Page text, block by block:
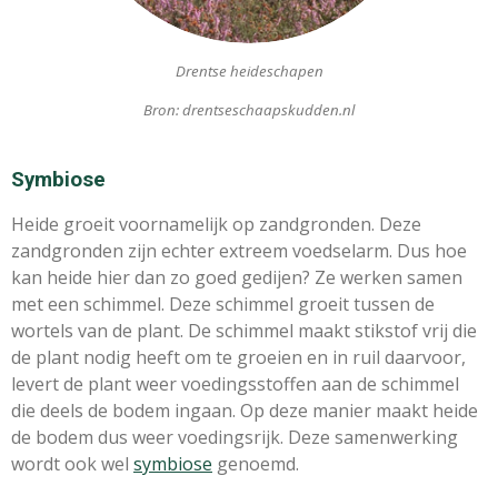
Drentse heideschapen
Bron: drentseschaapskudden.nl
Symbiose
Heide groeit voornamelijk op zandgronden. Deze
zandgronden zijn echter extreem voedselarm. Dus hoe
kan heide hier dan zo goed gedijen? Ze werken samen
met een schimmel. Deze schimmel groeit tussen de
wortels van de plant. De schimmel maakt stikstof vrij die
de plant nodig heeft om te groeien en in ruil daarvoor,
levert de plant weer voedingsstoffen aan de schimmel
die deels de bodem ingaan. Op deze manier maakt heide
de bodem dus weer voedingsrijk. Deze samenwerking
wordt ook wel symbiose genoemd.